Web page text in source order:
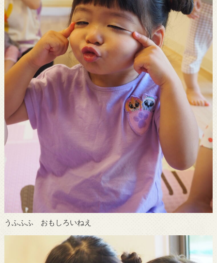
うふふふ おもしろいねえ